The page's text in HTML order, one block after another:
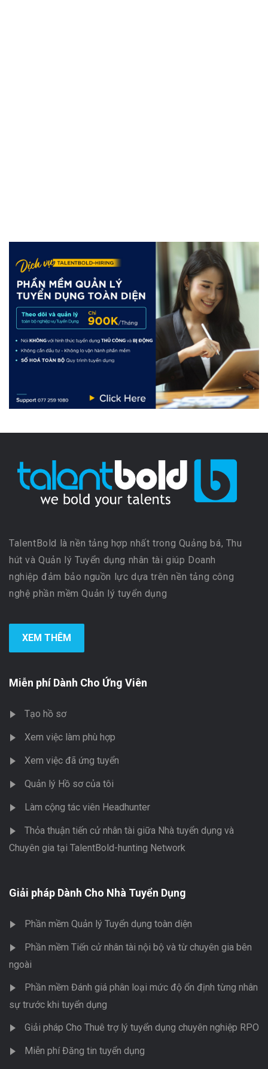
TalentBold là nền tảng hợp nhất trong Quảng bá, Thu
hút và Quản lý Tuyển dụng nhân tài giúp Doanh
nghiệp đảm bảo nguồn lực dựa trên nền tảng công
nghệ phần mềm Quản lý tuyển dụng
XEM THÊM
Miễn phí Dành Cho Ứng Viên
Tạo hồ sơ
Xem việc làm phù hợp
Xem việc đã ứng tuyển
Quản lý Hồ sơ của tôi
Làm cộng tác viên Headhunter
Thỏa thuận tiến cử nhân tài giữa Nhà tuyển dụng và
Chuyên gia tại TalentBold-hunting Network
Giải pháp Dành Cho Nhà Tuyển Dụng
Phần mềm Quản lý Tuyển dụng toàn diện
Phần mềm Tiến cử nhân tài nội bộ và từ chuyên gia bên
ngoài
Phần mềm Đánh giá phân loại mức độ ổn định từng nhân
sự trước khi tuyển dụng
Giải pháp Cho Thuê trợ lý tuyển dụng chuyên nghiệp RPO
Miễn phí Đăng tin tuyển dụng